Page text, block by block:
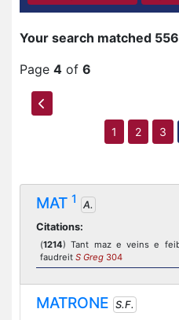
Your search matched
Page 4 of 6
1 2 3
MAT 1
A.
Citations:
(1214) Tant maz e veins e
faudreit S Greg 304
MATRONE S.F.